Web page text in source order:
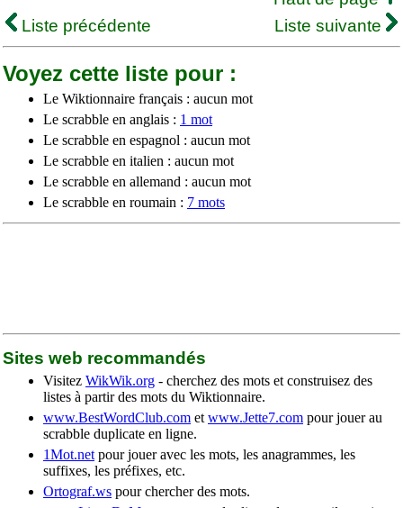
Liste précédente
Liste suivante
Voyez cette liste pour :
Le Wiktionnaire français : aucun mot
Le scrabble en anglais : 1 mot
Le scrabble en espagnol : aucun mot
Le scrabble en italien : aucun mot
Le scrabble en allemand : aucun mot
Le scrabble en roumain : 7 mots
Sites web recommandés
Visitez WikWik.org - cherchez des mots et construisez des
listes à partir des mots du Wiktionnaire.
www.BestWordClub.com et www.Jette7.com pour jouer au
scrabble duplicate en ligne.
1Mot.net pour jouer avec les mots, les anagrammes, les
suffixes, les préfixes, etc.
Ortograf.ws pour chercher des mots.